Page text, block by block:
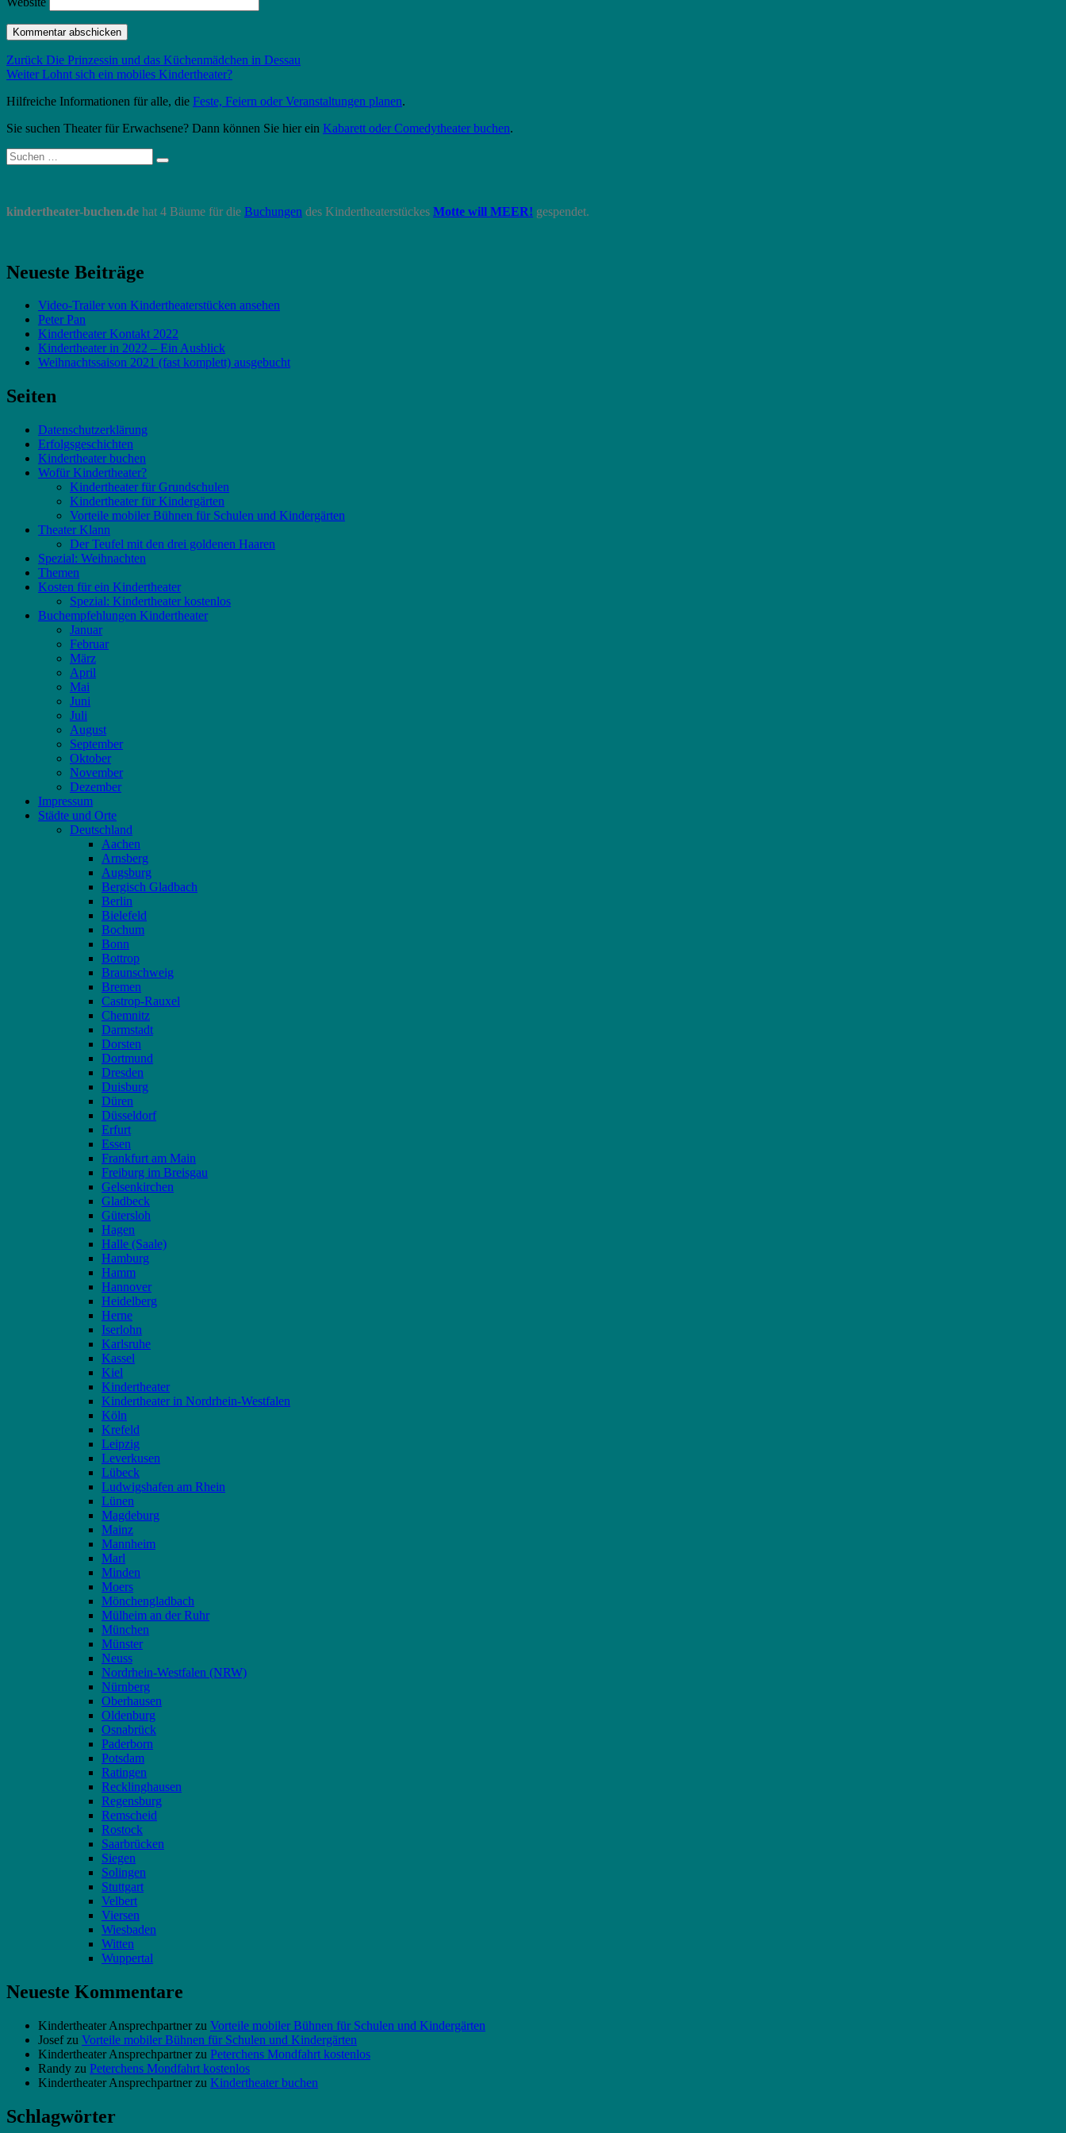
Beitragsnavigation
Zurück Vorheriger
Beitrag:
Die Prinzessin und das Küchenmädchen in Dessau
Weiter Nächster
Lohnt sich ein mobiles Kindertheater?
Hilfreiche Informationen für alle, die Feste, Feiern oder Veranstaltungen planen.
Sie suchen Theater für Erwachsene? Dann können Sie hier ein Kabarett oder Comedytheater buchen.
Suche
nach:
Suchen
kindertheater-buchen.de hat 4 Bäume für die Buchungen des Kindertheaterstückes Motte will MEER! gespendet.
Neueste Beiträge
Video-Trailer von Kindertheaterstücken ansehen
Peter Pan
Kindertheater Kontakt 2022
Kindertheater in 2022 – Ein Ausblick
Weihnachtssaison 2021 (fast komplett) ausgebucht
Seiten
Datenschutzerklärung
Erfolgsgeschichten
Kindertheater buchen
Wofür Kindertheater?
Kindertheater für Grundschulen
Kindertheater für Kindergärten
Vorteile mobiler Bühnen für Schulen und Kindergärten
Theater Klann
Der Teufel mit den drei goldenen Haaren
Spezial: Weihnachten
Themen
Kosten für ein Kindertheater
Spezial: Kindertheater kostenlos
Buchempfehlungen Kindertheater
Januar
Februar
März
April
Mai
Juni
Juli
August
September
Oktober
November
Dezember
Impressum
Städte und Orte
Deutschland
Aachen
Arnsberg
Augsburg
Bergisch Gladbach
Berlin
Bielefeld
Bochum
Bonn
Bottrop
Braunschweig
Bremen
Castrop-Rauxel
Chemnitz
Darmstadt
Dorsten
Dortmund
Dresden
Duisburg
Düren
Düsseldorf
Erfurt
Essen
Frankfurt am Main
Freiburg im Breisgau
Gelsenkirchen
Gladbeck
Gütersloh
Hagen
Halle (Saale)
Hamburg
Hamm
Hannover
Heidelberg
Herne
Iserlohn
Karlsruhe
Kassel
Kiel
Kindertheater
Kindertheater in Nordrhein-Westfalen
Köln
Krefeld
Leipzig
Leverkusen
Lübeck
Ludwigshafen am Rhein
Lünen
Magdeburg
Mainz
Mannheim
Marl
Minden
Moers
Mönchengladbach
Mülheim an der Ruhr
München
Münster
Neuss
Nordrhein-Westfalen (NRW)
Nürnberg
Oberhausen
Oldenburg
Osnabrück
Paderborn
Potsdam
Ratingen
Recklinghausen
Regensburg
Remscheid
Rostock
Saarbrücken
Siegen
Solingen
Stuttgart
Velbert
Viersen
Wiesbaden
Witten
Wuppertal
Neueste Kommentare
Kindertheater Ansprechpartner zu Vorteile mobiler Bühnen für Schulen und Kindergärten
Josefzu Vorteile mobiler Bühnen für Schulen und Kindergärten
Kindertheater Ansprechpartner zu Peterchens Mondfahrt kostenlos
Randy zu Peterchens Mondfahrt kostenlos
Kindertheater Ansprechpartner zu Kindertheater buchen
Schlagwörter